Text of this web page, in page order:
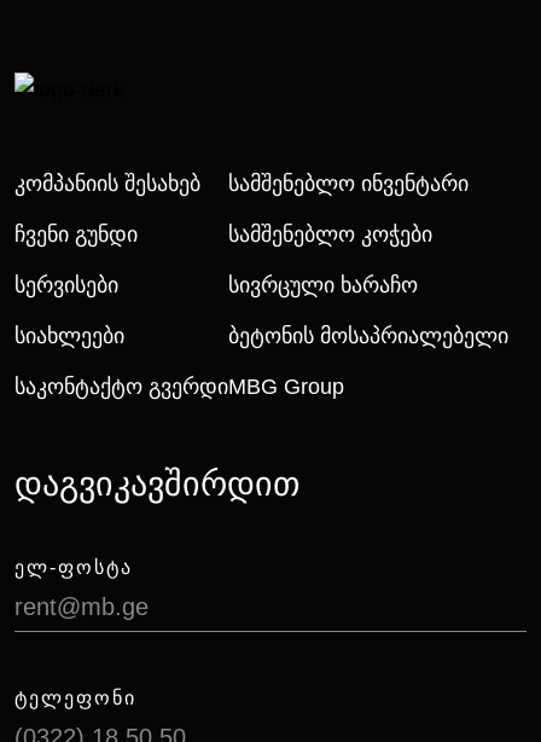
Კომპანიის Შესახებ
Ჩვენი Გუნდი
Სერვისები
Სიახლეები
Საკონტაქტო Გვერდი
Სამშენებლო Ინვენტარი
Სამშენებლო Კოჭები
Სივრცული Ხარაჩო
Ბეტონის Მოსაპრიალებელი
MBG Group
დაგვიკავშირდით
ᲔᲚ-ᲤᲝᲡᲢᲐ
rent@mb.ge
ᲢᲔᲚᲔᲤᲝᲜᲘ